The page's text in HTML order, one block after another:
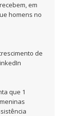
em
homens no
de
que 1